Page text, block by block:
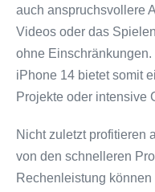
auch anspruchsvollere
Videos oder das
ohne
iPhone 14 bietet somit
Projekte oder intensive
Nicht zuletzt profitieren
von den schnelleren
Rechenleistung